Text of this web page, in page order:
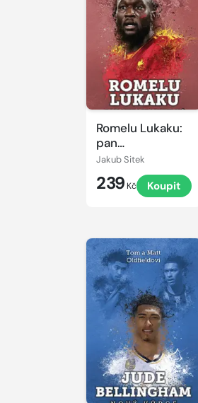
Romelu Lukaku:
pan
nezastavitelný
Jakub Sitek
239 Kč Koupit